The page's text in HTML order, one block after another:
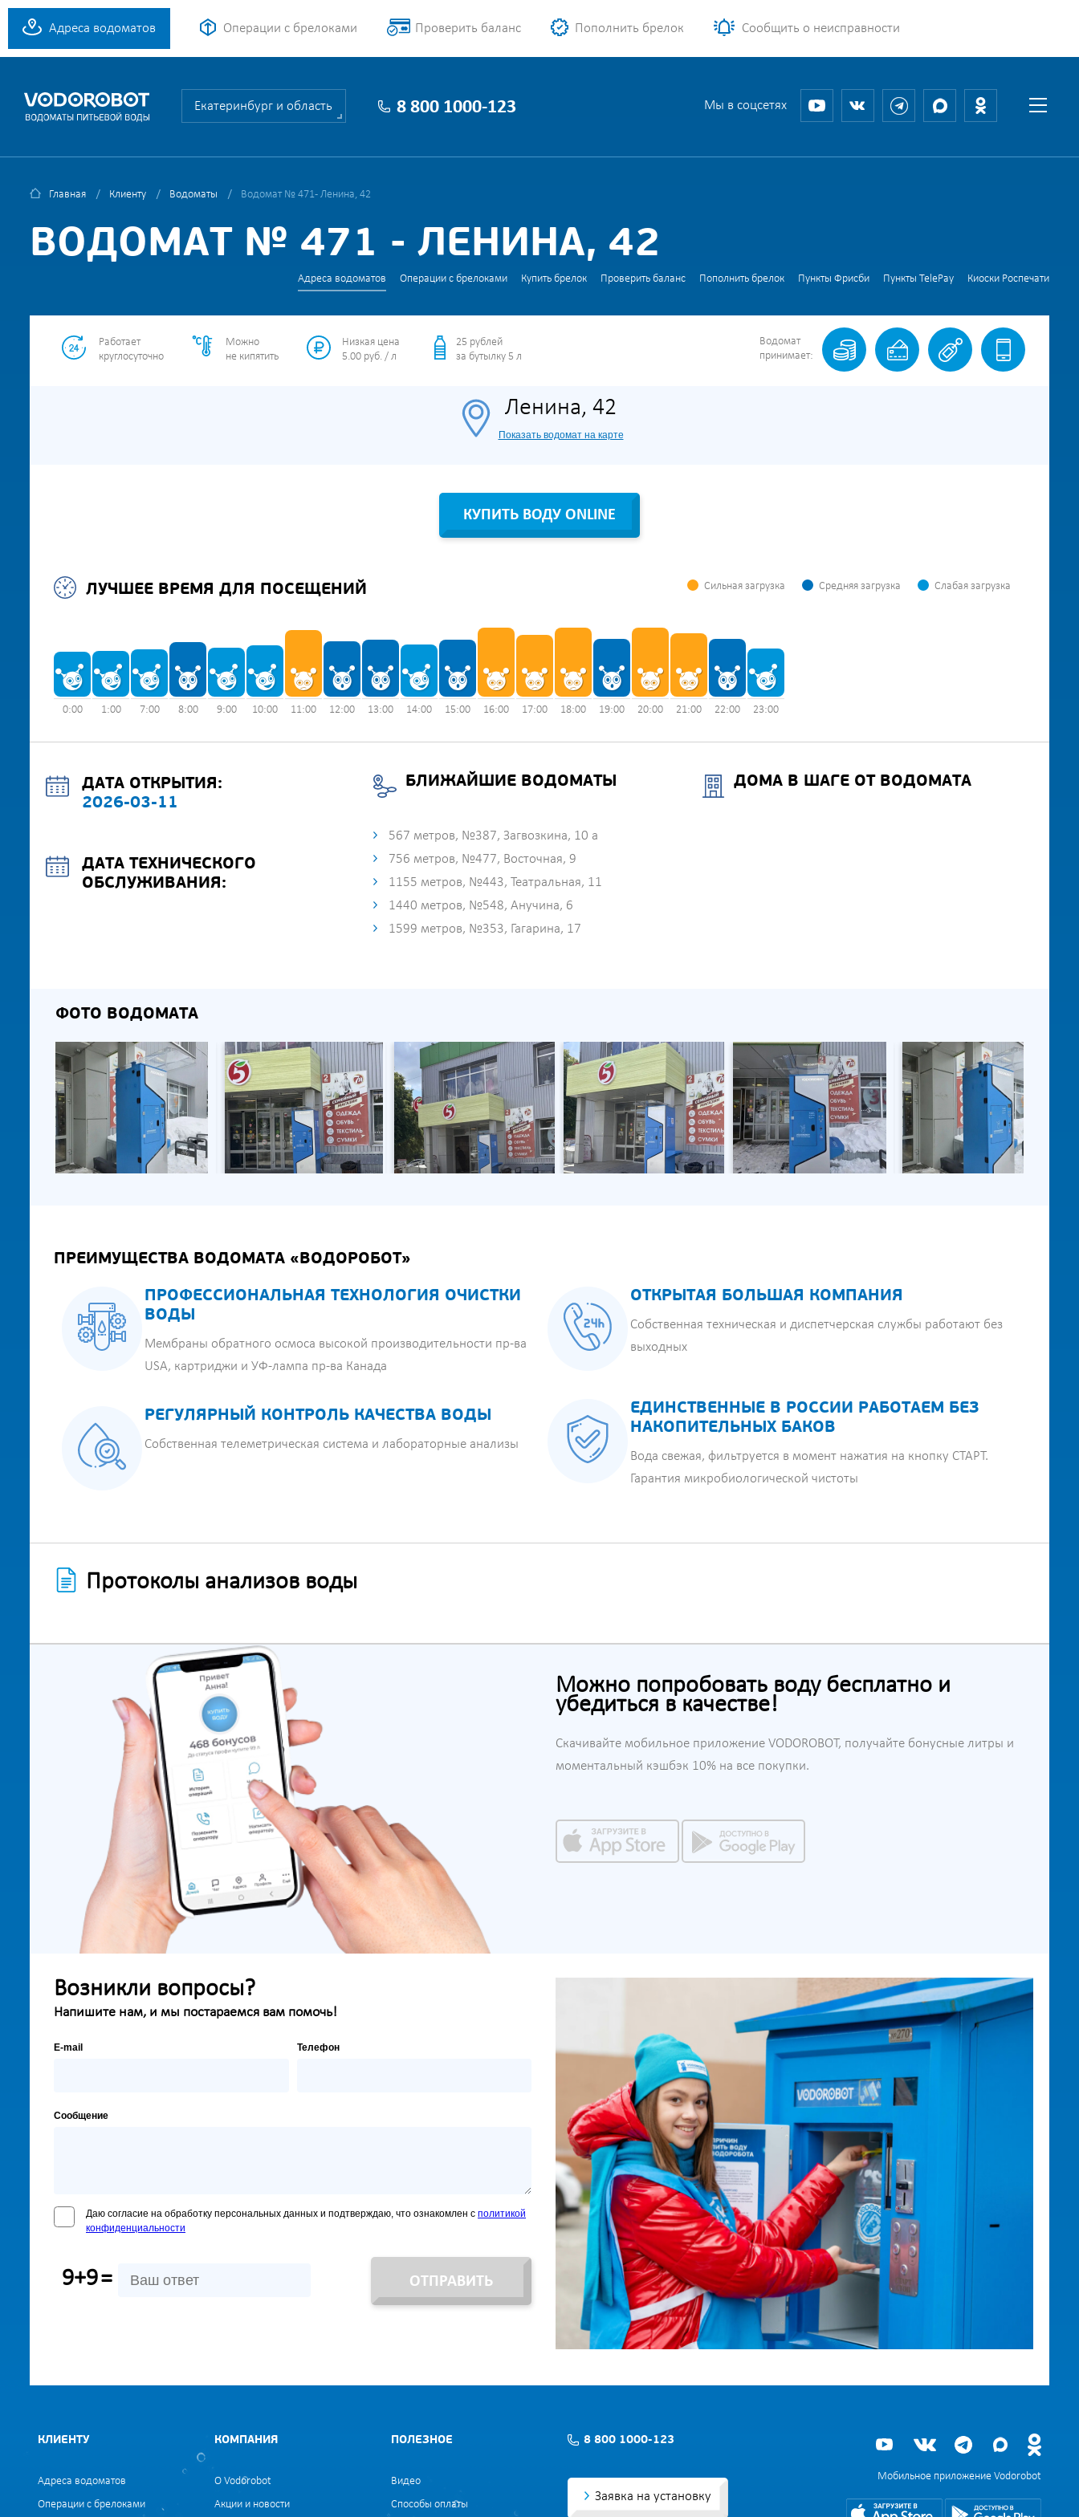
Адреса водоматов Операции с брелоками Проверить баланс Пополнить брелок Сообщить о неисправности
Екатеринбург и область 8 800 1000-123 Мы в соцсетях
Главная Клиенту Водоматы Водомат № 471 - Ленина, 42
ВОДОМАТ № 471 - ЛЕНИНА, 42
Адреса водоматов Операции с брелоками Купить брелок Проверить баланс Пополнить брелок Пункты Фрисби Пункты TelePay Киоски Роспечати
Работает
круглосуточно
Можно
не кипятить
Низкая цена
5.00 руб. / л
25 рублей
за бутылку 5 л
Водомат
принимает:
Ленина, 42
Показать водомат на карте
КУПИТЬ ВОДУ ONLINE
ЛУЧШЕЕ ВРЕМЯ ДЛЯ ПОСЕЩЕНИЙ Сильная загрузка Средняя загрузка Слабая загрузка
0:00 1:00 7:00 8:00 9:00 10:00 11:00 12:00 13:00 14:00 15:00 16:00 17:00 18:00 19:00 20:00 21:00 22:00 23:00
ДАТА ОТКРЫТИЯ:
2026-03-11
ДАТА ТЕХНИЧЕСКОГО
ОБСЛУЖИВАНИЯ:
БЛИЖАЙШИЕ ВОДОМАТЫ
567 метров, №387, Загвозкина, 10 а
756 метров, №477, Восточная, 9
1155 метров, №443, Театральная, 11
1440 метров, №548, Анучина, 6
1599 метров, №353, Гагарина, 17
ДОМА В ШАГЕ ОТ ВОДОМАТА
ФОТО ВОДОМАТА
ПРЕИМУЩЕСТВА ВОДОМАТА «ВОДОРОБОТ»
ПРОФЕССИОНАЛЬНАЯ ТЕХНОЛОГИЯ ОЧИСТКИ
ВОДЫ
Мембраны обратного осмоса высокой производительности пр-ва
USA, картриджи и УФ-лампа пр-ва Канада
РЕГУЛЯРНЫЙ КОНТРОЛЬ КАЧЕСТВА ВОДЫ
Собственная телеметрическая система и лабораторные анализы
ОТКРЫТАЯ БОЛЬШАЯ КОМПАНИЯ
Собственная техническая и диспетчерская службы работают без
выходных
ЕДИНСТВЕННЫЕ В РОССИИ РАБОТАЕМ БЕЗ
НАКОПИТЕЛЬНЫХ БАКОВ
Вода свежая, фильтруется в момент нажатия на кнопку СТАРТ.
Гарантия микробиологической чистоты
Протоколы анализов воды
Можно попробовать воду бесплатно и
убедиться в качестве!
Скачивайте мобильное приложение VODOROBOT, получайте бонусные литры и
моментальный кэшбэк 10% на все покупки.
Возникли вопросы?
Напишите нам, и мы постараемся вам помочь!
E-mail Телефон
Сообщение
Даю согласие на обработку персональных данных и подтверждаю, что ознакомлен с политикой
конфиденциальности
9+9= ОТПРАВИТЬ
КЛИЕНТУ
Адреса водоматов
Операции с брелоками
КОМПАНИЯ
О Vodorobot
Акции и новости
ПОЛЕЗНОЕ
Видео
Способы оплаты
8 800 1000-123
Заявка на установку
Мобильное приложение Vodorobot